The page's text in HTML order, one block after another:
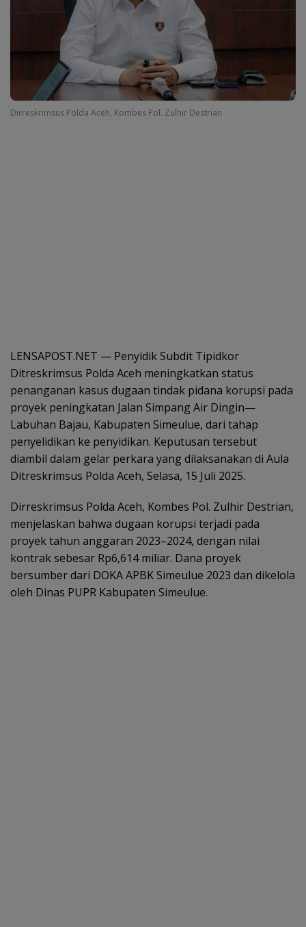
Dirreskrimsus Polda Aceh, Kombes Pol. Zulhir Destrian
LENSAPOST.NET — Penyidik Subdit Tipidkor
Ditreskrimsus Polda Aceh meningkatkan status
penanganan kasus dugaan tindak pidana korupsi pada
proyek peningkatan Jalan Simpang Air Dingin—
Labuhan Bajau, Kabupaten Simeulue, dari tahap
penyelidikan ke penyidikan. Keputusan tersebut
diambil dalam gelar perkara yang dilaksanakan di Aula
Ditreskrimsus Polda Aceh, Selasa, 15 Juli 2025.
Dirreskrimsus Polda Aceh, Kombes Pol. Zulhir Destrian,
menjelaskan bahwa dugaan korupsi terjadi pada
proyek tahun anggaran 2023–2024, dengan nilai
kontrak sebesar Rp6,614 miliar. Dana proyek
bersumber dari DOKA APBK Simeulue 2023 dan dikelola
oleh Dinas PUPR Kabupaten Simeulue.